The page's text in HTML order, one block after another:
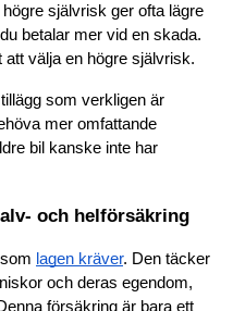
självrisk ger ofta lägre
betalar mer vid en skada.
att välja en högre självrisk.
som verkligen är
mer omfattande
bil kanske inte har
och helförsäkring
lagen kräver. Den täcker
och deras egendom,
försäkring är bara ett